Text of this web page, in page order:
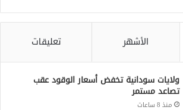
الأشهر تعليقات
ولايات سودانية تخفض أسعار الوقود عقب
تصاعد مستمر
منذ 8 ساعات